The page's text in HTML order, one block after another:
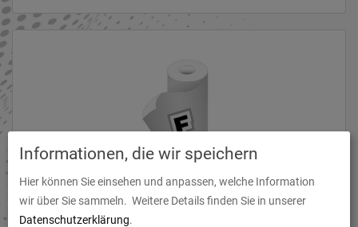
Fototapete
Informationen, die wir speichern
Hier können Sie einsehen und anpassen, welche Information
wir über Sie sammeln. Weitere Details finden Sie in unserer
Datenschutzerklärung.